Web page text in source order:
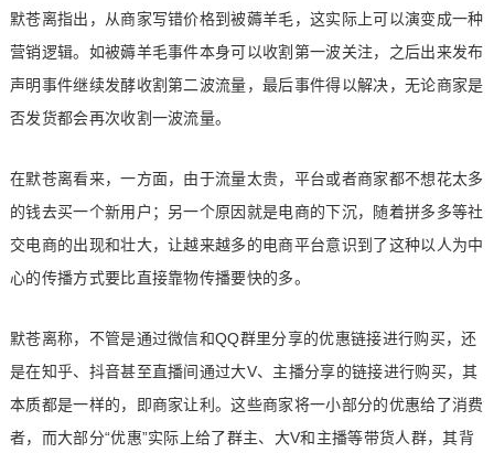
默苍离指出，从商家写错价格到被薅羊毛，这实际上可以演变成一种
营销逻辑。如被薅羊毛事件本身可以收割第一波关注，之后出来发布
声明事件继续发酵收割第二波流量，最后事件得以解决，无论商家是
否发货都会再次收割一波流量。
在默苍离看来，一方面，由于流量太贵，平台或者商家都不想花太多
的钱去买一个新用户；另一个原因就是电商的下沉，随着拼多多等社
交电商的出现和壮大，让越来越多的电商平台意识到了这种以人为中
心的传播方式要比直接靠物传播要快的多。
默苍离称，不管是通过微信和QQ群里分享的优惠链接进行购买，还
是在知乎、抖音甚至直播间通过大V、主播分享的链接进行购买，其
本质都是一样的，即商家让利。这些商家将一小部分的优惠给了消费
者，而大部分“优惠”实际上给了群主、大V和主播等带货人群，其背